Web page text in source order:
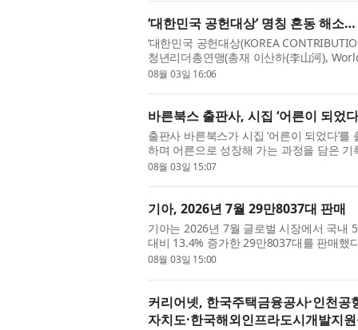
‘대한민국 공헌대상’ 명칭 혼동 해
‘대한민국 공헌대상(KOREA
청년리더총연맹(총재 이산하(李山河),
인 세계언론협회(회장 이치수)는 세계청년
08월 03일 16:06
바른북스 출판사, 시집 ‘어른이 되었
출판사 바른북스가 시집 ‘어른이 되었다’
하며 어른으로 성장해 가는 과정을 담은
랑 등 다양한 경험을 통해 한 사람이 어른
08월 03일 15:07
기아, 2026년 7월 29만8037대 판매
기아는 2026년 7월 글로벌 시장에서 국내
대비 13.4% 증가한 29만8037대를 판매했
는 21.3% 증가하고 해외는 11.6% 증가한
08월 03일 15:00
커리어넷, 한국주택금융공사·인천공
자치도·한국해외인프라도시개발지